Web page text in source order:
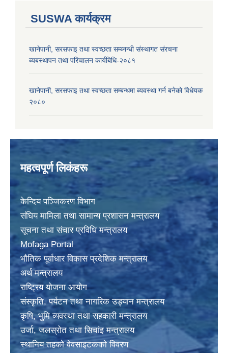
SUSWA कार्यक्रम
खानेपानी, सरसफाइ तथा स्वच्छता सम्ब्नन्धी संस्थागत संरचना
ब्यबस्थापन तथा परिचालन कार्यबिधि-२०८१
खानेपानी, सरसफाइ तथा स्वच्छता सम्बन्धमा ब्यवस्था गर्न बनेको विधेयक
२०८०
महत्वपूर्ण लिकंहरू
केन्दिय पञ्जिकरण विभाग
संघिय मामिला तथा सामान्य प्रशासन मन्त्रालय
सूचना तथा संचार प्रविधि मन्त्रालय
Mofaga Portal
भाैतिक पूर्वाधार विकास प्रदेशिक मन्त्रालय
अर्थ मन्त्रालय
राष्ट्रिय योजना आयोग
संस्कृति, पर्यटन तथा नागरिक उड्यान मन्त्रालय
कृषि, भुमि व्यवस्था तथा सहकारी मन्त्रालय
उर्जा, जलस्राेत तथा सिचांइ मन्त्रालय
स्थानिय तहकाे वेवसाइटककाे विवरण